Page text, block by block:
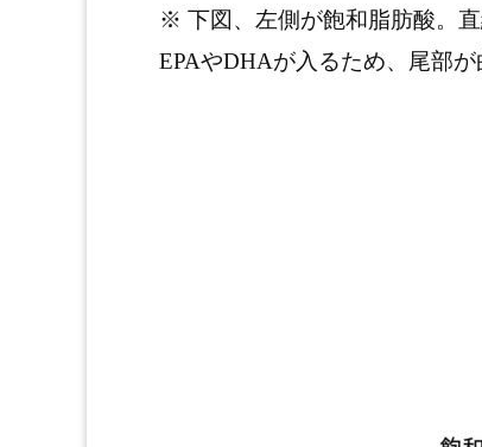
※ 下図、左側が飽和脂肪酸。
EPAやDHAが入るため、尾部が